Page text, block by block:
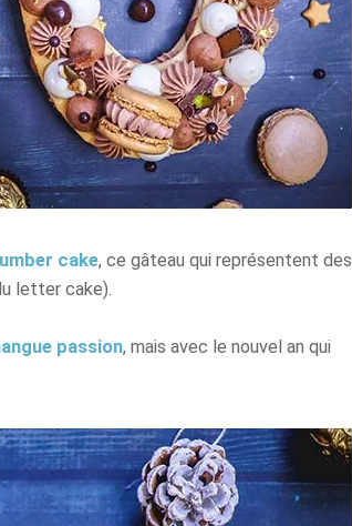
cake, ce gâteau qui représentent des
letter cake).
passion, mais avec le nouvel an qui